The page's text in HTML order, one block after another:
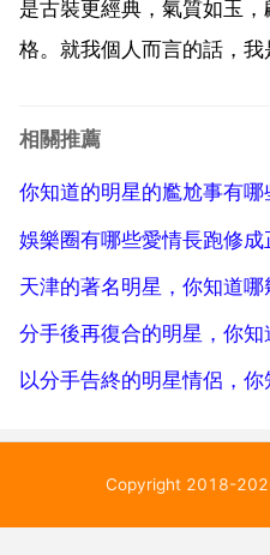
是古裝更經典，氣質如玉
格。就我個人而言的話，
喜歡。中國拍古裝戲的著名
相關推薦
娛樂圈有哪些愛情長跑修成
天津的著名明星，你知道
分手後再復合的明星，你知
以分手告終的明星情侶，
Copyright 2018-